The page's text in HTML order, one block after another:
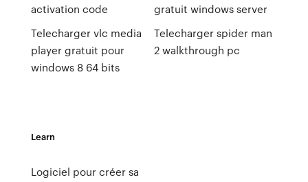
activation code
Telecharger vlc media
player gratuit pour
windows 8 64 bits
gratuit windows server
Telecharger spider man
2 walkthrough pc
Learn
Logiciel pour créer sa